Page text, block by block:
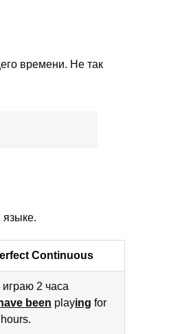
времени. Не так
языке.
Continuous
2 часа
have been playing for